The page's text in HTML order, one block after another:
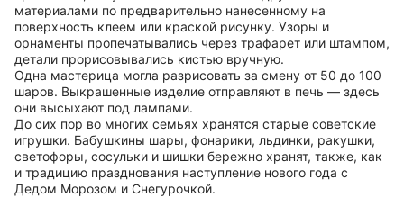
материалами по предварительно нанесенному на
поверхность клеем или краской рисунку. Узоры и
орнаменты пропечатывались через трафарет или штампом,
детали прорисовывались кистью вручную.
Одна мастерица могла разрисовать за смену от 50 до 100
шаров. Выкрашенные изделие отправляют в печь — здесь
они высыхают под лампами.
До сих пор во многих семьях хранятся старые советские
игрушки. Бабушкины шары, фонарики, льдинки, ракушки,
светофоры, сосульки и шишки бережно хранят, также, как
и традицию празднования наступление нового года с
Дедом Морозом и Снегурочкой.